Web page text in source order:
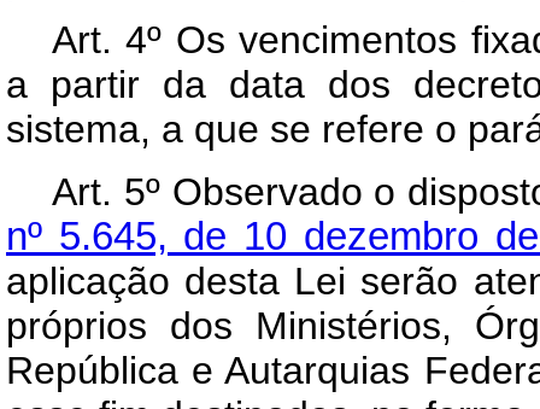
Art. 4º Os vencimentos
a partir da data dos
sistema, a que se refere o
Art. 5º Observado o
nº 5.645, de 10 dezembro
aplicação desta Lei serão
próprios dos Ministérios,
República e Autarquias